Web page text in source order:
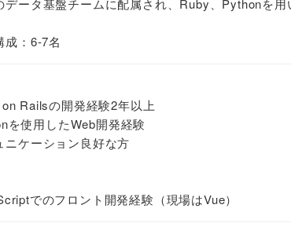
データ基盤チームに配属され、Ruby、Pythonを用
成：6-7名
on Railsの開発経験2年以上
を使用したWeb開発経験
ニケーション良好な方
でのフロント開発経験（現場はVue）